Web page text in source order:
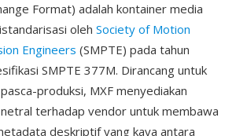
Format) adalah kontainer media
oleh Society of Motion
Engineers (SMPTE) pada tahun
SMPTE 377M. Dirancang untuk
produksi, MXF menyediakan
terhadap vendor untuk membawa
deskriptif yang kaya antara